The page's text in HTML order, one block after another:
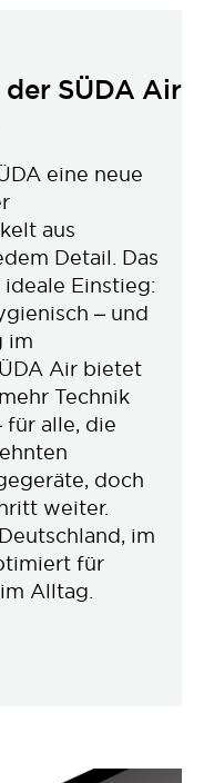
SÜDA Air
eine neue
aus
Detail. Das
Einstieg:
– und
im
Air bietet
Technik
für alle, die
doch
weiter.
im
für
Alltag.